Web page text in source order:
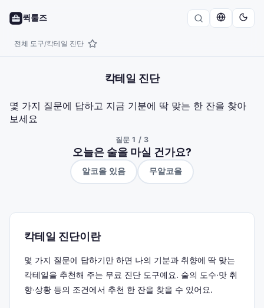
퀵툴즈
전체 도구/칵테일 진단
칵테일 진단
몇 가지 질문에 답하고 지금 기분에 딱 맞는 한 잔을 찾아
보세요
질문 1 / 3
오늘은 술을 마실 건가요?
알코올 있음 무알코올
칵테일 진단이란
몇 가지 질문에 답하기만 하면 나의 기분과 취향에 딱 맞는
칵테일을 추천해 주는 무료 진단 도구예요. 술의 도수·맛 취
향·상황 등의 조건에서 추천 한 잔을 찾을 수 있어요.